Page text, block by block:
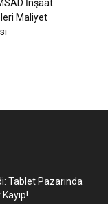
İnşaat
Maliyet
Tablet Pazarında